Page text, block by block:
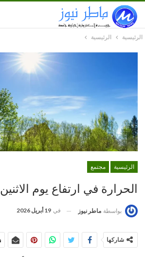
الرئيسية الرئيسية
الرئيسية مجتمع
الحرارة في ارتفاع يوم الاثنين
بواسطة ماطر نيوز في 19 أبريل 2026
شاركها